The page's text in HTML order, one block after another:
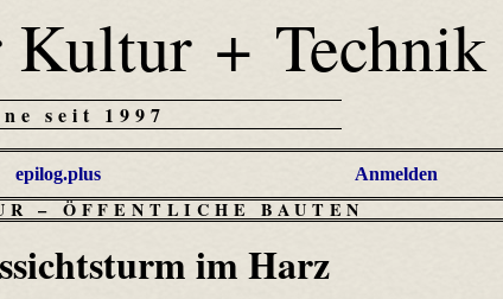
Kultur + Technik
seit 1997
epilog.plus Anmelden
–ÖFFENTLICHE BAUTEN
im Harz